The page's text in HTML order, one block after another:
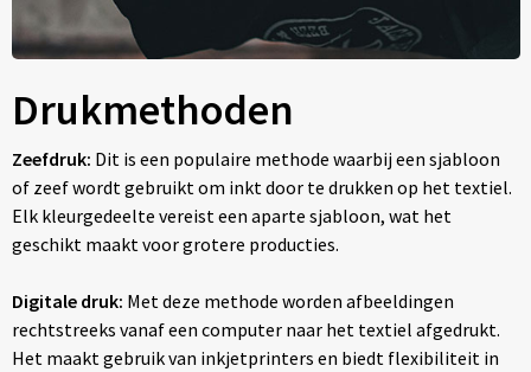
Drukmethoden
Zeefdruk: Dit is een populaire methode waarbij een sjabloon
of zeef wordt gebruikt om inkt door te drukken op het textiel.
Elk kleurgedeelte vereist een aparte sjabloon, wat het
geschikt maakt voor grotere producties.
Digitale druk: Met deze methode worden afbeeldingen
rechtstreeks vanaf een computer naar het textiel afgedrukt.
Het maakt gebruik van inkjetprinters en biedt flexibiliteit in